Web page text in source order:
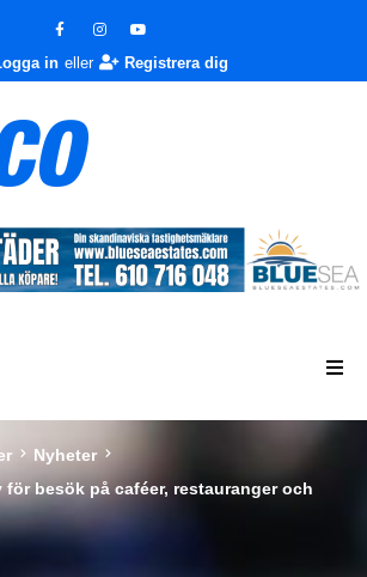
in eller Registrera dig
Nyheter
besök på caféer, restauranger och